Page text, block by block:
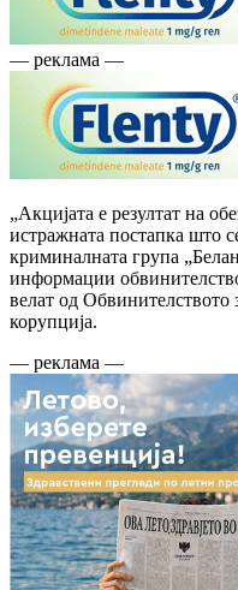
— реклама —
„Акцијата е резултат на
истражната постапка што
криминалната група
информации
велат од
корупција.
— реклама —